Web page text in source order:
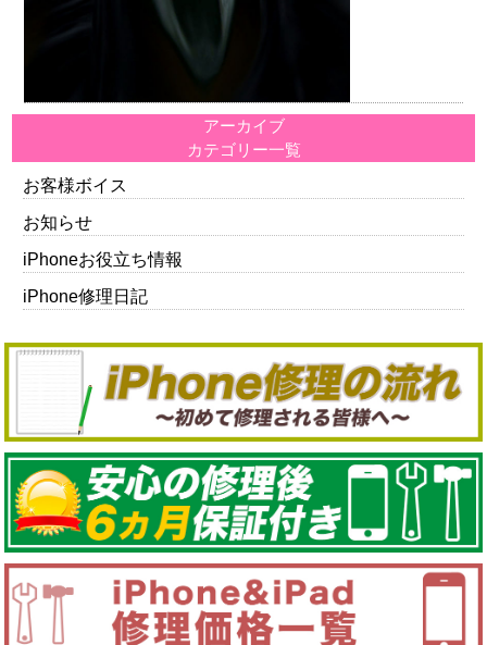
アーカイブ
カテゴリー一覧
お客様ボイス
お知らせ
iPhoneお役立ち情報
iPhone修理日記